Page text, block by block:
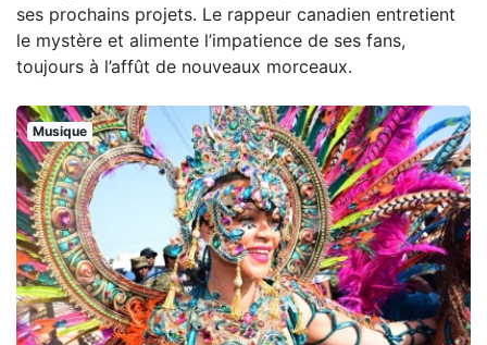
ses prochains projets. Le rappeur canadien entretient
le mystère et alimente l’impatience de ses fans,
toujours à l’affût de nouveaux morceaux.
Musique